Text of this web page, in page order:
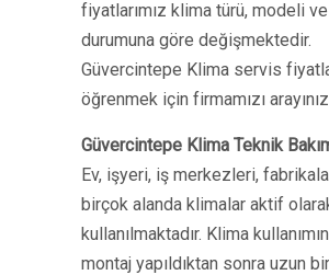
fiyatlarımız klima türü, modeli ve
durumuna göre değişmektedir.
Güvercintepe Klima servis
öğrenmek için firmamızı
Güvercintepe Klima Teknik
Ev, işyeri, iş merkezleri,
birçok alanda klimalar aktif
kullanılmaktadır. Klima
montaj yapıldıktan sonra uzun